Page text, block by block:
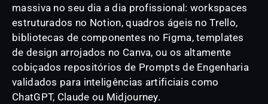
massiva no seu dia a dia profissional: workspaces
estruturados no Notion, quadros ágeis no Trello,
bibliotecas de componentes no Figma, templates
de design arrojados no Canva, ou os altamente
cobiçados repositórios de Prompts de Engenharia
validados para inteligências artificiais como
ChatGPT, Claude ou Midjourney.